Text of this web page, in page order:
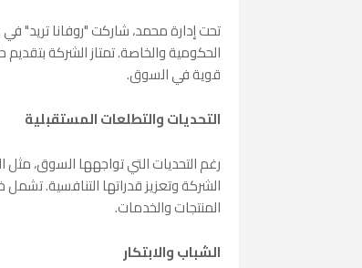
تحت إدارة محمد، شاركت "روفانا تريد"
الحكومية والخاصة. تمتاز الشركة
قوية في السوق.
التحديات والتطلعات المستقبلية
رغم التحديات التي تواجهها السوق، مثل
الشركة وتعزيز قدراتها التنافسية.
المنتجات والخدمات.
الشباب والابتكار